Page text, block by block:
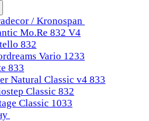
/ Kronospan
Mo.Re 832 V4
832
Vario 1233
833
Natural Classic v4 833
Classic 832
Classic 1033